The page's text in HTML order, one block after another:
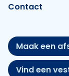
Contact
Maak een
Vind een